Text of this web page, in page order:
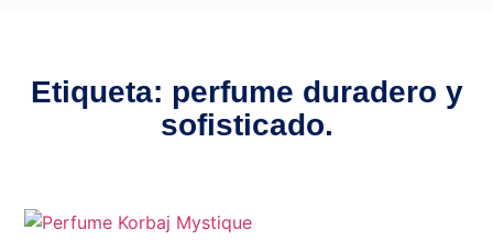
Etiqueta: perfume duradero y
sofisticado.